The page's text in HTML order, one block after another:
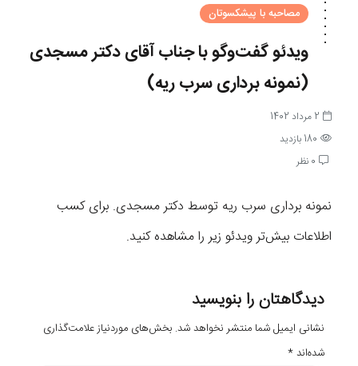
مصاحبه با پیشکسوتان
ویدئو گفت‌وگو با جناب آقای دکتر مسجدی
(نمونه برداری سرب ریه)
2 مرداد 1402
180 بازدید
0 نظر
نمونه برداری سرب ریه توسط دکتر مسجدی. برای کسب
اطلاعات بیش‌تر ویدئو زیر را مشاهده کنید.
دیدگاهتان را بنویسید
نشانی ایمیل شما منتشر نخواهد شد. بخش‌های موردنیاز علامت‌گذاری
شده‌اند*